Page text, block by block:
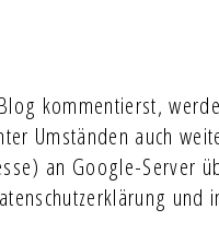
kommentierst,
Umständen auch
an Google-Server
und